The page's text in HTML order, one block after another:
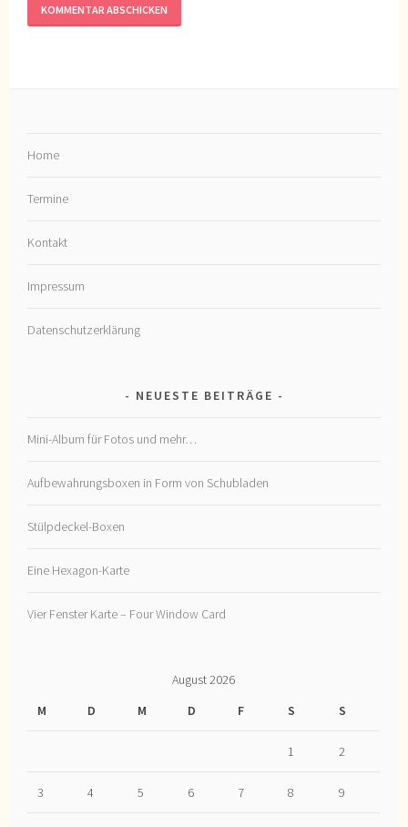
Home
Termine
Kontakt
Impressum
Datenschutzerklärung
NEUESTE BEITRÄGE
Mini-Album für Fotos und mehr…
Aufbewahrungsboxen in Form von Schubladen
Stülpdeckel-Boxen
Eine Hexagon-Karte
Vier Fenster Karte – Four Window Card
August 2026
M
D M D F S S
1 2
3 4 5 6 7 8 9